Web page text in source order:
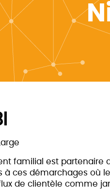
familial est partenaire
à ces démarchages où
de clientèle comme